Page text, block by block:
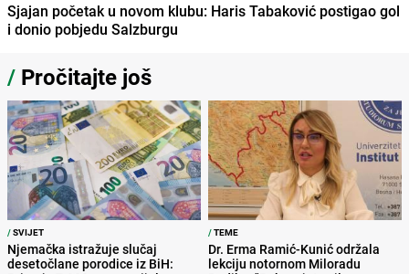
Sjajan početak u novom klubu: Haris Tabaković postigao gol
i donio pobjedu Salzburgu
/ Pročitajte još
/SVIJET
Njemačka istražuje slučaj
desetočlane porodice iz BiH:
/TEME
Dr. Erma Ramić-Kunić održala
lekciju notornom Miloradu